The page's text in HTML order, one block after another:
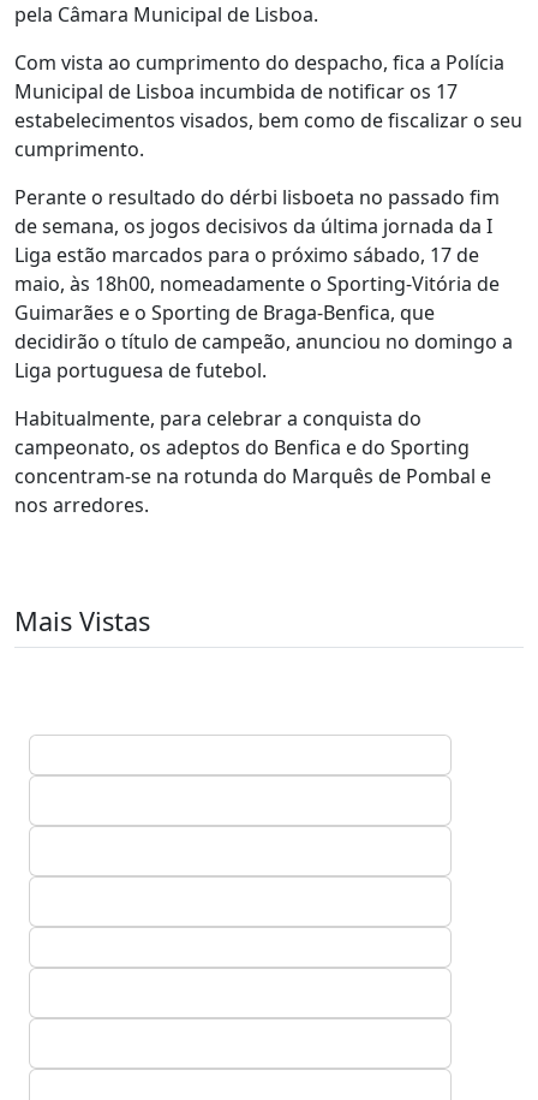
pela Câmara Municipal de Lisboa.
Com vista ao cumprimento do despacho, fica a Polícia
Municipal de Lisboa incumbida de notificar os 17
estabelecimentos visados, bem como de fiscalizar o seu
cumprimento.
Perante o resultado do dérbi lisboeta no passado fim
de semana, os jogos decisivos da última jornada da I
Liga estão marcados para o próximo sábado, 17 de
maio, às 18h00, nomeadamente o Sporting-Vitória de
Guimarães e o Sporting de Braga-Benfica, que
decidirão o título de campeão, anunciou no domingo a
Liga portuguesa de futebol.
Habitualmente, para celebrar a conquista do
campeonato, os adeptos do Benfica e do Sporting
concentram-se na rotunda do Marquês de Pombal e
nos arredores.
Mais Vistas